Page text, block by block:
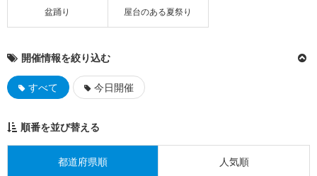
盆踊り 屋台のある夏祭り
開催情報を絞り込む
すべて 今日開催
順番を並び替える
都道府県順 人気順